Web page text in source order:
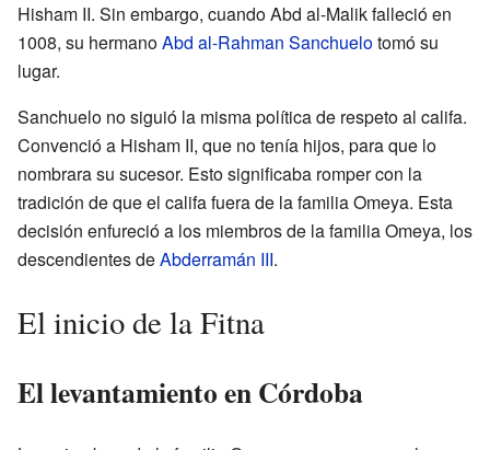
Hisham II. Sin embargo, cuando Abd al-Malik falleció en
1008, su hermanoAbd al-Rahman Sanchuelotomó su
lugar.
Sanchuelo no siguió la misma política de respeto al califa.
Convenció a Hisham II, que no tenía hijos, para que lo
nombrara su sucesor. Esto significaba romper con la
tradición de que el califa fuera de la familia Omeya. Esta
decisión enfureció a los miembros de la familia Omeya, los
descendientes deAbderramán III.
El inicio de la Fitna
El levantamiento en Córdoba